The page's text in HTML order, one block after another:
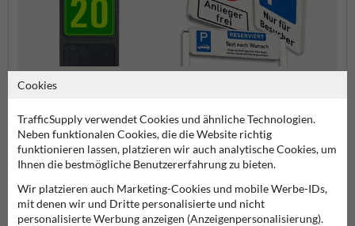
Schilder
Stellen Sie Ihre Frage an Verkehrsschildkaufen.de
Cookies
TrafficSupply verwendet Cookies und ähnliche Technologien.
Neben funktionalen Cookies, die die Website richtig
funktionieren lassen, platzieren wir auch analytische Cookies, um
Ihnen die bestmögliche Benutzererfahrung zu bieten.
Wir platzieren auch Marketing-Cookies und mobile Werbe-IDs,
mit denen wir und Dritte personalisierte und nicht
personalisierte Werbung anzeigen (Anzeigenpersonalisierung).